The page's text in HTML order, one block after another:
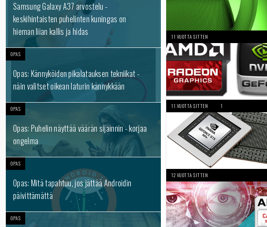
Samsung Galaxy A37 arvostelu -
keskihintaisten puhelinten kuningas on
hieman liian kallis ja hidas
OPAS
Opas: Kännyköiden pikalatauksen tekniikat -
näin valitset oikean laturin kännykkään
OPAS
Opas: Puhelin näyttää väärän sijainnin - korjaa
ongelma
OPAS
Opas: Mitä tapahtuu, jos jättää Androidin
päivittämättä
OPAS
11 VUOTTA SITTEN
11 VUOTTA SITTEN 1
12 VUOTTA SITTEN